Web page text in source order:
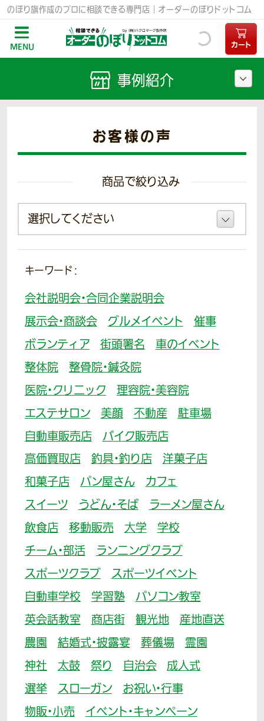
のぼり旗作成のプロに相談できる専門店｜オーダーのぼりドットコム
MENU カート
お客様の声
商品で絞り込み
キーワード：
会社説明会・合同企業説明会
展示会・商談会
グルメイベント
催事
ボランティア
街頭署名
車のイベント
整体院
整骨院・鍼灸院
医院・クリニック
理容院・美容院
エステサロン
美顔 不動産
駐車場
自動車販売店
バイク販売店
高価買取店
釣具・釣り店
洋菓子店
和菓子店
パン屋さん
カフェ
スイーツ
うどん・そば
ラーメン屋さん
飲食店
移動販売 大学
学校
チーム・部活
ランニングクラブ
スポーツクラブ
スポーツイベント
自動車学校
学習塾
パソコン教室
英会話教室
商店街 観光地
産地直送
農園
結婚式・披露宴 葬儀場
霊園
神社
太鼓 祭り 自治会
成人式
選挙
スローガン
お祝い・行事
物販・小売
イベント・キャンペーン
事例紹介